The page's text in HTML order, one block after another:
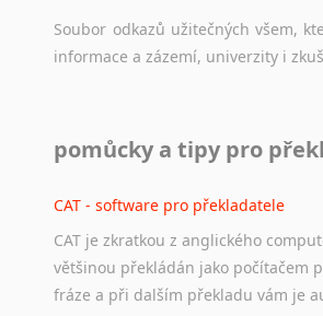
Soubor odkazů užitečných všem,
informace a zázemí, univerzity i
Odkazy poskytující cenné informace
Studium v Austrálii
Soubor odkazů užitečných všem,
a zázemí, australské univerzity a
pomůcky a tipy pro
CAT - software pro překladatele
CAT je zkratkou z anglického
většinou překládán jako počítačem
fráze a při dalším překladu vám je